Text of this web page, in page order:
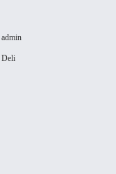
admin
Deli